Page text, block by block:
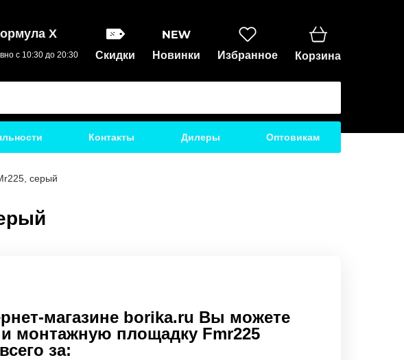
Х
с 10:30 до 20:30 Скидки Новинки Избранное Корзина
Контакты Дилеры Оптовикам
серый
магазине borika.ru Вы можете
и монтажную площадку Fmr225
за: